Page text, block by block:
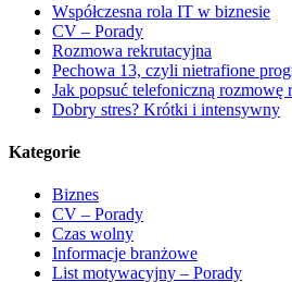
Współczesna rola IT w biznesie
CV – Porady
Rozmowa rekrutacyjna
Pechowa 13, czyli nietrafione
Jak popsuć telefoniczną rozmowę
Dobry stres? Krótki i intensywny
Kategorie
Biznes
CV – Porady
Czas wolny
Informacje branżowe
List motywacyjny – Porady